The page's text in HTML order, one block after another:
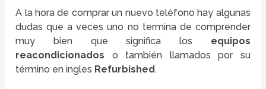
A la hora de comprar un nuevo teléfono hay algunas
dudas que a veces uno no termina de comprender
muy bien que significa los equipos
reacondicionados o también llamados por su
término en ingles Refurbished.